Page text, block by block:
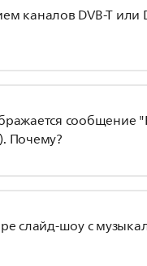
каналов DVB-T или
сообщение
Почему?
слайд-шоу с